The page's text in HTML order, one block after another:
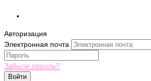
Авторизация
Электронная почта
Забыли пароль?
Войти